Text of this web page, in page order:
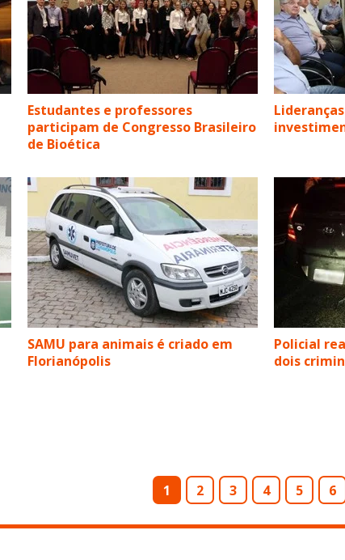
Estudantes e professores
participam de Congresso Brasileiro
de Bioética
SAMU para animais é criado em
Florianópolis
Policial
dois
1 2 3 4 5 6